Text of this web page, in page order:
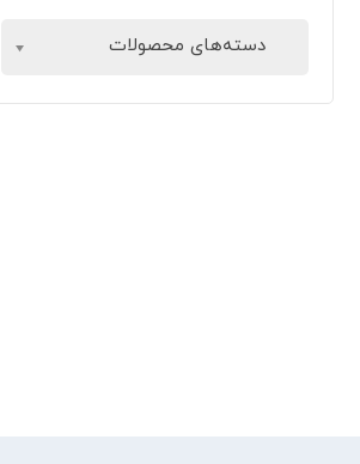
دسته‌های محصولات